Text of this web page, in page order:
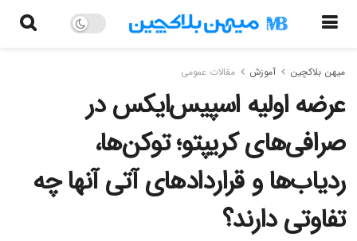
میهن بلاکچین آموزش مقالات عمومی
عرضه اولیه اسپیس‌ایکس در
صرافی‌های کریپتو؛ توکن‌ها،
ردیاب‌ها و قراردادهای آتی آنها چه
تفاوتی دارند؟